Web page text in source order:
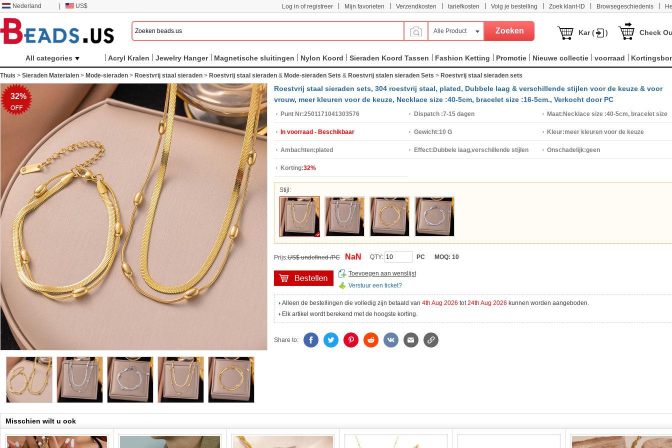
Nederland US$ Log in of registreer Mijn favorieten Verzendkosten tariefkosten Volg je bestelling Zoek klant-ID Browsegeschiedenis
Alle Product Kar ( ) Check
All categories Acryl Kralen Jewelry Hanger Magnetische sluitingen Nylon Koord Sieraden Koord Tassen Fashion Ketting Promotie Nieuwe collectie voorraad
Thuis > Sieraden Materialen > Mode-sieraden > Roestvrij staal sieraden > Roestvrij staal sieraden & Mode-sieraden Sets & Roestvrij stalen sieraden Sets > Roestvrij staal sieraden sets
32%
Roestvrij staal sieraden sets, 304 roestvrij staal, plated, Dubbele laag & verschillende stijlen voor de keuze & voor
vrouw, meer kleuren voor de keuze, Necklace size :40-5cm, bracelet size :16-5cm., Verkocht door PC
Punt Nr:2501171041303576 Dispatch :7-15 dagen Maat: Necklace size :40-5cm, bracelet size
:16-5cm.
In voorraad - Beschikbaar Gewicht:10 G Kleur:meer kleuren voor de keuze
Ambachten:plated Effect: Dubbele laag,verschillende stijlen Onschadelijk:geen
Korting:32%
Stijl:
Prijs:US$ undefined /PC NaN QTY: PC MOQ: 10
Toevoegen aan wenslijst
Verstuur een ticket?
Alleen de bestellingen die volledig zijn betaald van 4th Aug 2026 tot24th Aug 2026 kunnen worden aangeboden.
Elk artikel wordt berekend met de hoogste korting.
Share to:
Misschien wilt u ook